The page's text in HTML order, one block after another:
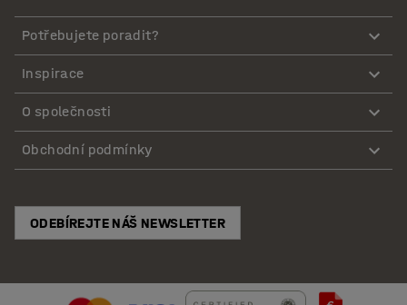
Potřebujete poradit?
Inspirace
O společnosti
Obchodní podmínky
ODEBÍREJTE NÁŠ NEWSLETTER